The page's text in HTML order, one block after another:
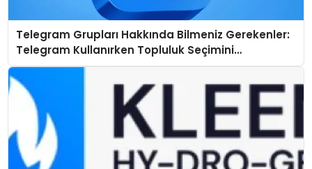
Telegram Grupları Hakkında Bilmeniz Gerekenler:
Telegram Kullanırken Topluluk Seçimini
Kolaylaştırın